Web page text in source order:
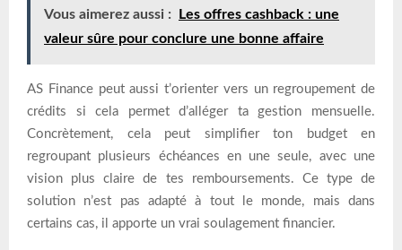
Vous aimerez aussi :
Les offres cashback : une
valeur sûre pour conclure une bonne affaire
AS Finance peut aussi t’orienter vers un regroupement de
crédits si cela permet d’alléger ta gestion mensuelle.
Concrètement, cela peut simplifier ton budget en
regroupant plusieurs échéances en une seule, avec une
vision plus claire de tes remboursements. Ce type de
solution n’est pas adapté à tout le monde, mais dans
certains cas, il apporte un vrai soulagement financier.